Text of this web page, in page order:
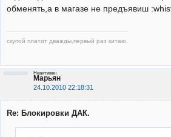
обменять,а в магазе не предъявиш
скупой платит дважды,первый раз китаю.
Марьян
24.10.2010 22:18:31
Неактивен
Re: Блокировки ДАК.